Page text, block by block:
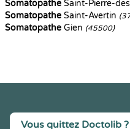
Somatopathe Saint-Pierre-
Somatopathe Saint-Avertin
Somatopathe Gien (45500)
Vous quittez Doctolib